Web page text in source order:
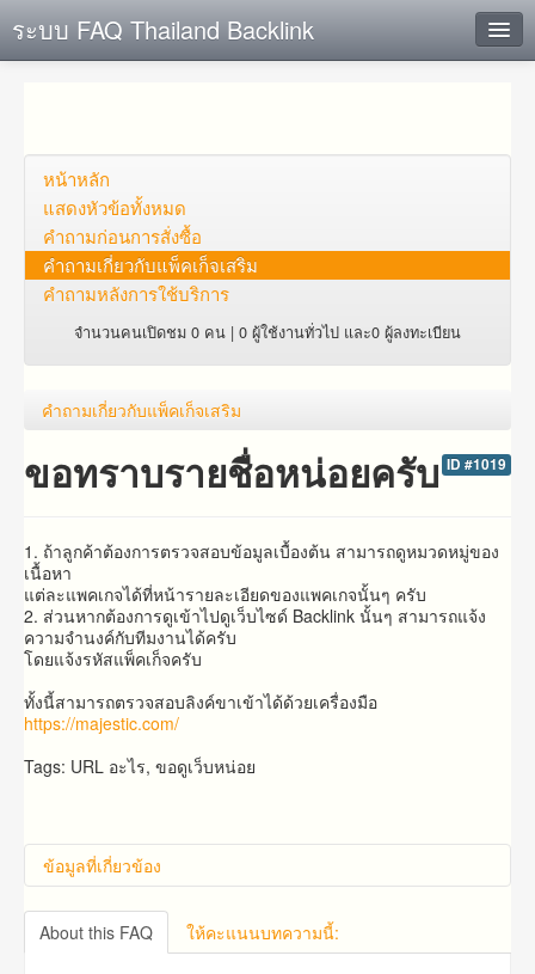
ระบบ FAQ Thailand Backlink
ตั้งคำถาม
ดูคำถาม
คุณต้องการที่จะลงทะเบียนหรือไม่?
หน้าหลัก
แสดงหัวข้อทั้งหมด
คำถาม​ก่อน​การ​สั่งซื้อ​
คำถาม​เกี่ยว​กับ​แพ็คเก็จ​เสริม
คำถามหลังการใช้บริการ
จำนวนคนเปิดชม 0 คน | 0 ผู้ใช้งานทั่วไป และ0 ผู้ลงทะเบียน
คำถาม​เกี่ยว​กับ​แพ็คเก็จ​เสริม
ID #1019
ขอทราบรายชื่อหน่อยครับ
1. ถ้า​ลูกค้า​ต้องการ​ตรวจสอบ​ข้อมูล​เบื้องต้น​ สามารถ​ดูหมวดหมู่ของ
เนื้อหา
แต่ละแพคเกจได้ที่หน้ารายละเอียดของแพคเกจนั้นๆ ครับ
2. ส่วน​หาก​ต้อง​การ​ดู​เข้าไปดูเว็บ​ไซด์​ Backlink​ นั้น​ๆ​ สามารถ​แจ้ง​
ความจำนง​ค์​กับ​ทีมงาน​ได้​ครับ​
โดย​แจ้ง​รหัส​แพ็คเก็จครับ
ทั้งนี้สามารถตรวจสอบลิงค์ขาเข้าได้ด้วยเครื่องมือ
https://majestic.com/
Tags: URL อะไร, ขอดูเว็บหน่อย
ข้อมูลที่เกี่ยวข้อง
About this FAQ ให้คะแนนบทความนี้: